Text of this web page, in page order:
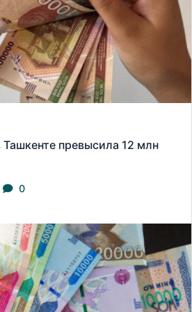
Ташкенте превысила 12 млн
0